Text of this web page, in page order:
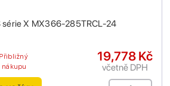
série X MX366-285TRCL-24
nákupu
19,778 Kč
včetně DPH